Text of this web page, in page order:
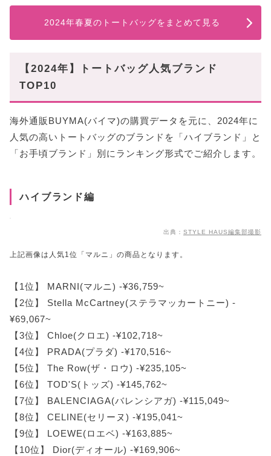
2024年春夏のトートバッグをまとめて見る
【2024年】トートバッグ人気ブランド
TOP10
海外通販BUYMA(バイマ)の購買データを元に、2024年に
人気の高いトートバッグのブランドを「ハイブランド」と
「お手頃ブランド」別にランキング形式でご紹介します。
ハイブランド編
出典： STYLE HAUS編集部撮影
上記画像は人気1位「マルニ」の商品となります。
【1位】 MARNI(マルニ) -¥36,759~
【2位】 Stella McCartney(ステラマッカートニー) -
¥69,067~
【3位】 Chloe(クロエ) -¥102,718~
【4位】 PRADA(プラダ) -¥170,516~
【5位】 The Row(ザ・ロウ) -¥235,105~
【6位】 TOD'S(トッズ) -¥145,762~
【7位】 BALENCIAGA(バレンシアガ) -¥115,049~
【8位】 CELINE(セリーヌ) -¥195,041~
【9位】 LOEWE(ロエベ) -¥163,885~
【10位】 Dior(ディオール) -¥169,906~